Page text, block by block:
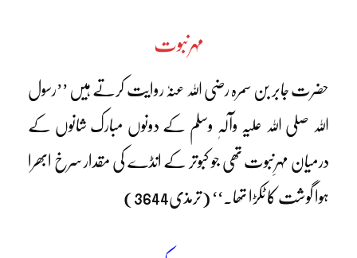
مہرنبوت
حضرت جابر بن سمرہ رضی اللہ عنہٗ روایت کرتے ہیں ’’رسول
اللہ صلی اللہ علیہ وآلہٖ وسلم کے دونوں مبارک شانوں کے
درمیان مہرِنبوت تھی جو کبوتر کے انڈے کی مقدار سرخ ابھرا
ہوا گوشت کا ٹکڑا تھا۔‘‘ (ترمذی3644)